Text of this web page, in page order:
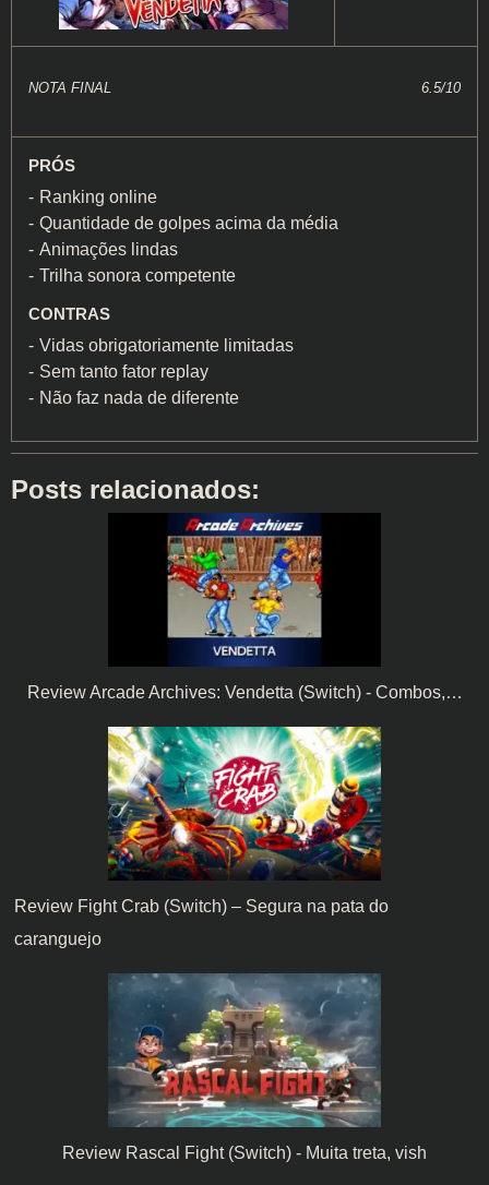
NOTA FINAL 6.5/10
PRÓS
Ranking online
Quantidade de golpes acima da média
Animações lindas
Trilha sonora competente
CONTRAS
Vidas obrigatoriamente limitadas
Sem tanto fator replay
Não faz nada de diferente
Posts relacionados:
Review Arcade Archives: Vendetta (Switch) - Combos,…
Review Fight Crab (Switch) – Segura na pata do
caranguejo
Review Rascal Fight (Switch) - Muita treta, vish